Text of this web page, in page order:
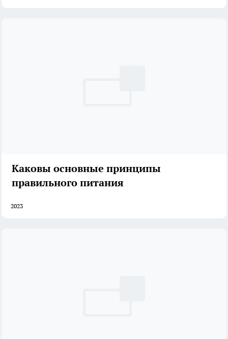
Каковы основные принципы
правильного питания
2023